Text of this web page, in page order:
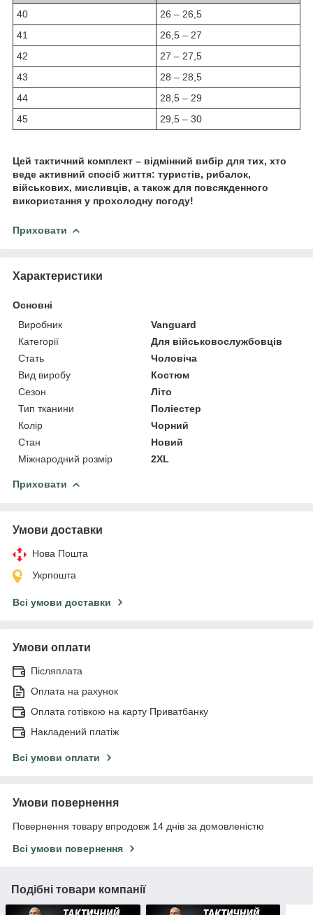
40
26 – 26,5
41
26,5 – 27
42
27 – 27,5
43
28 – 28,5
44
28,5 – 29
45
29,5 – 30
Цей тактичний комплект – відмінний вибір для тих, хто
веде активний спосіб життя: туристів, рибалок,
військових, мисливців, а також для повсякденного
використання у прохолодну погоду!
Приховати
Характеристики
Основні
Виробник
Vanguard
Категорії
Для військовослужбовців
Стать
Чоловіча
Вид виробу
Костюм
Сезон
Літо
Тип тканини
Поліестер
Колір
Чорний
Стан
Новий
Міжнародний розмір
2XL
Приховати
Умови доставки
Нова Пошта
Укрпошта
Всі умови доставки
Умови оплати
Післяплата
Оплата на рахунок
Оплата готівкою на карту Приватбанку
Накладений платіж
Всі умови оплати
Умови повернення
Повернення товару впродовж 14 днів за домовленістю
Всі умови повернення
Подібні товари компанії